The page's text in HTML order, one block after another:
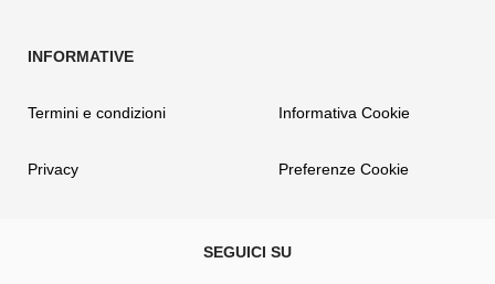
Termini e condizioni
Privacy
Informativa Cookie
Preferenze Cookie